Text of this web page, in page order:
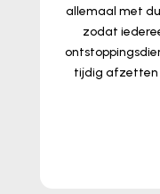
allemaal met
zodat
tijdig afzetten